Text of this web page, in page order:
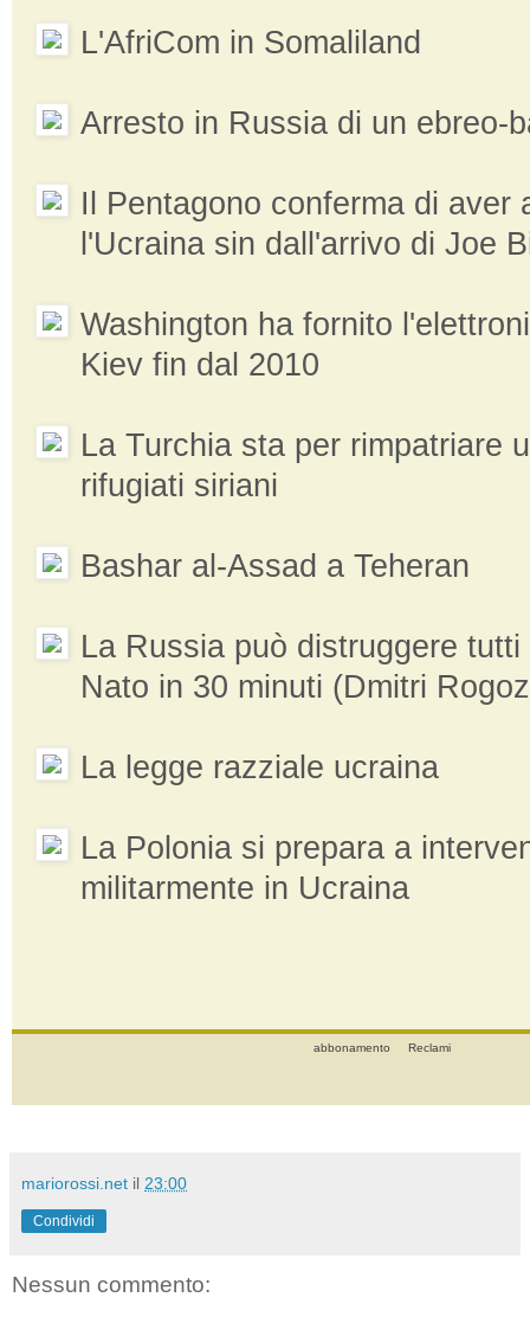
L'AfriCom in Somaliland
Arresto in Russia di un ebreo-
Il Pentagono conferma di aver
l'Ucraina sin dall'arrivo di Joe
Washington ha fornito
Kiev fin dal 2010
La Turchia sta per rimpatriare
rifugiati siriani
Bashar al-Assad a Teheran
La Russia può distruggere
Nato in 30 minuti (Dmitri
La legge razziale ucraina
La Polonia si prepara a
militarmente in Ucraina
abbonamento Reclami
mariorossi.net il 23:00
Condividi
Nessun commento: